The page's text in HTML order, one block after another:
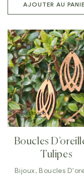
AJOUTER AU
Boucles
Tulipes
Bijoux,Boucles